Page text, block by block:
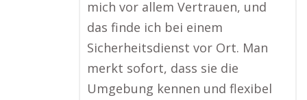
mich vor allem Vertrauen, und
das finde ich bei einem
Sicherheitsdienst vor Ort. Man
merkt sofort, dass sie die
Umgebung kennen und flexibel